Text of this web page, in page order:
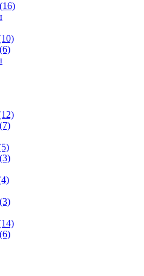
(16)
(6)
(7)
(3)
(3)
(6)